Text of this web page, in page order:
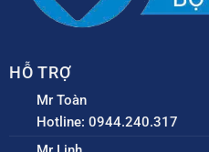
HỖ TRỢ
Mr Toàn
Hotline: 0944.240.317